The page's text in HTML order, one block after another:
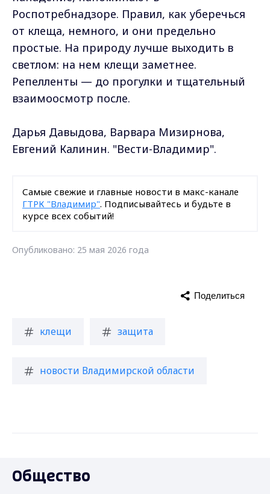
Роспотребнадзоре. Правил, как уберечься
от клеща, немного, и они предельно
простые. На природу лучше выходить в
светлом: на нем клещи заметнее.
Репелленты — до прогулки и тщательный
взаимоосмотр после.
Дарья Давыдова, Варвара Мизирнова,
Евгений Калинин. "Вести-Владимир".
Самые свежие и главные новости в макс-канале
ГТРК "Владимир". Подписывайтесь и будьте в
курсе всех событий!
Опубликовано: 25 мая 2026 года
клещи защита
новости Владимирской области
Поделиться
Общество